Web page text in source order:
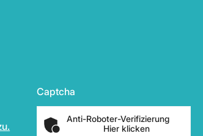
Captcha
Anti-Roboter-Verifizierung
Hier klicken